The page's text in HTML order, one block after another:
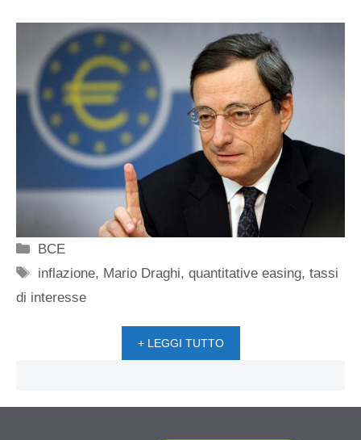
Categorie
BCE
Tag
inflazione, Mario Draghi,quantitative easing,tassi
di interesse
+ LEGGI TUTTO